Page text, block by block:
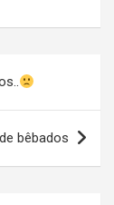
bêbados